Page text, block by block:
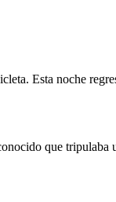
Esta noche
que tripulaba